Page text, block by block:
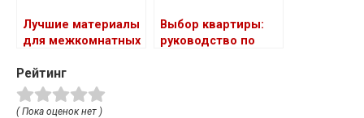
Лучшие материалы
для межкомнатных
Выбор квартиры:
руководство по
Рейтинг
( Пока оценок нет )